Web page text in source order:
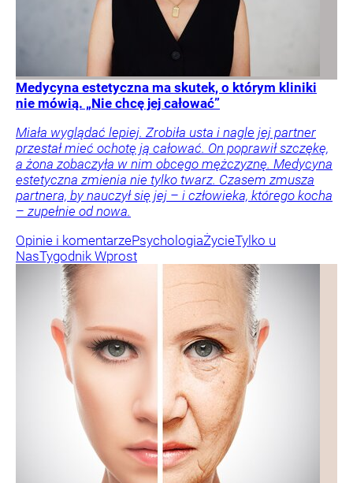
Medycyna estetyczna ma skutek, o którym kliniki
nie mówią. „Nie chcę jej całować”
Miała wyglądać lepiej. Zrobiła usta i nagle jej partner
przestał mieć ochotę ją całować. On poprawił szczękę,
a żona zobaczyła w nim obcego mężczyznę. Medycyna
estetyczna zmienia nie tylko twarz. Czasem zmusza
partnera, by nauczył się jej – i człowieka, którego kocha
– zupełnie od nowa.
Opinie i komentarzePsychologiaŻycieTylko u
NasTygodnik Wprost